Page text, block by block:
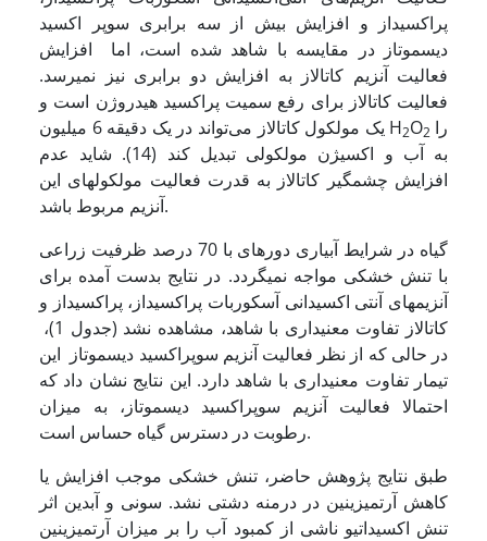
پراکسیداز و افزایش بیش از سه برابری سوپر اکسید
دیسموتاز در مقایسه با شاهد شده است، اما افزایش
فعالیت آنزیم کاتالاز به افزایش دو برابری نیز نمی­رسد.
فعالیت کاتالاز برای رفع سمیت پراکسید هیدروژن است و
یک مولکول کاتالاز می‌تواند در یک دقیقه 6 میلیون H2O2 را
به آب و اکسیژن مولکولی تبدیل کند (14). شاید عدم
افزایش چشمگیر کاتالاز به قدرت فعالیت مولکول­های این
آنزیم مربوط باشد.
گیاه در شرایط آبیاری دوره­ای با 70 درصد ظرفیت زراعی
با تنش خشکی مواجه نمی­گردد. در نتایج بدست آمده برای
آنزیم­های آنتی اکسیدانی آسکوربات پراکسیداز، پراکسیداز و
کاتالاز تفاوت معنی­داری با شاهد، مشاهده نشد (جدول 1)،
در حالی که از نظر فعالیت آنزیم سوپراکسید دیسموتاز این
تیمار تفاوت معنی­داری با شاهد دارد. این نتایج نشان داد که
احتمالا فعالیت آنزیم سوپراکسید دیسموتاز، به میزان
رطوبت در دسترس گیاه حساس است.
طبق نتایج پژوهش حاضر، تنش خشکی موجب افزایش یا
کاهش آرتمیزینین در درمنه دشتی نشد. سونی و آبدین اثر
تنش اکسیداتیو ناشی از کمبود آب را بر میزان آرتمیزینین